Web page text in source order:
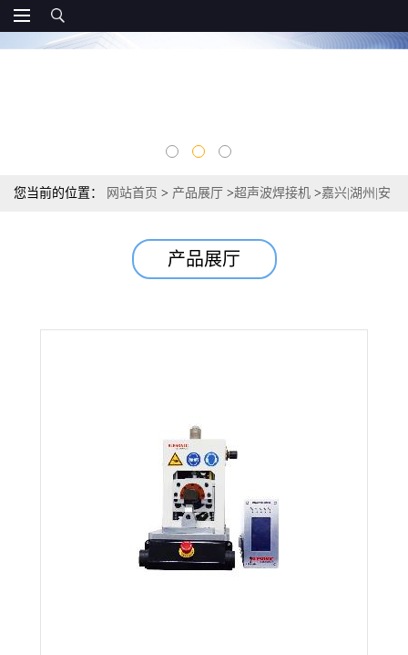
您当前的位置： 网站首页 > 产品展厅 >超声波焊接机 >嘉兴|湖州|安
产品展厅